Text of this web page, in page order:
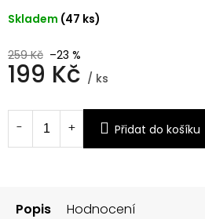
259 Kč –23 %
199 Kč / ks
cena:
Skladem (47 ks)
Přidat do košíku
Popis Hodnocení